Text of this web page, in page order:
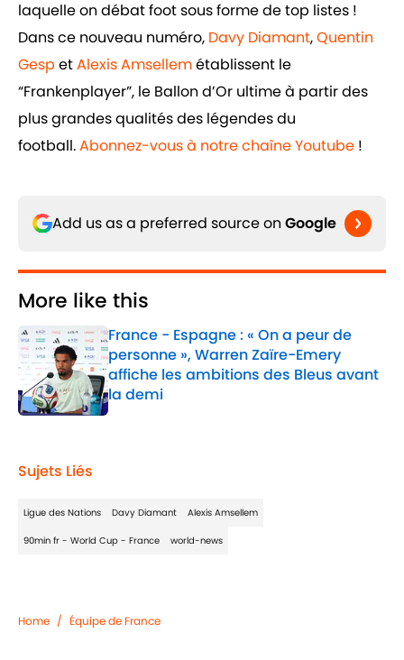
laquelle on débat foot sous forme de top listes !
Dans ce nouveau numéro, Davy Diamant,Quentin
Gesp etAlexis Amsellemétablissent le
“Frankenplayer”, le Ballon d’Or ultime à partir des
plus grandes qualités des légendes du
football.Abonnez-vous à notre chaîne Youtube !
Add us as a preferred source on Google
More like this
France - Espagne : « On a peur de
personne », Warren Zaïre-Emery
affiche les ambitions des Bleus avant
la demi
Published by on Invalid Date
Sujets Liés
Ligue des Nations Davy Diamant Alexis Amsellem
90min fr - World Cup - France world-news
Home / Équipe de France